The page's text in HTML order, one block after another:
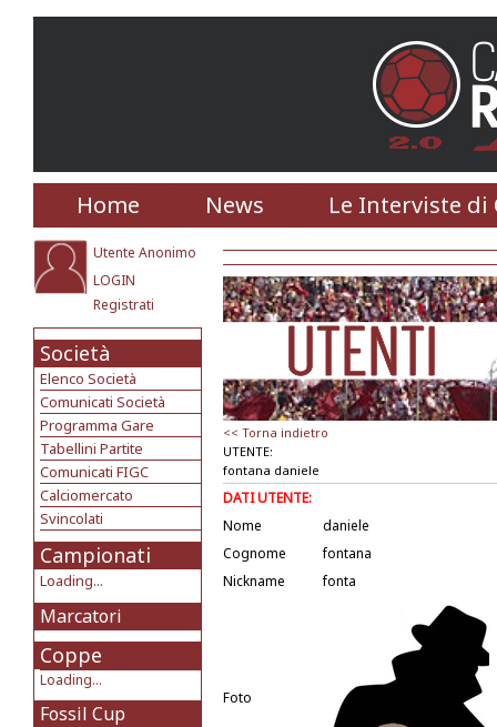
Home News Le Interviste di
Utente Anonimo
LOGIN
Registrati
Società
Elenco Società
Comunicati Società
Programma Gare
Tabellini Partite
Comunicati FIGC
Calciomercato
Svincolati
Campionati
Loading...
Marcatori
Coppe
Loading...
Fossil Cup
<< Torna indietro
UTENTE:
fontana daniele
DATI UTENTE:
Nome
daniele
Cognome
fontana
Nickname
fonta
Foto